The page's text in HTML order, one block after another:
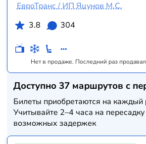
Нет в продаже. Последний раз
ЕвроТранс / ИП Яцунов М.С.
3.8
304
Доступно 37 маршрутов с
Билеты приобретаются на каждый
Учитывайте 2–4 часа на
возможных задержек